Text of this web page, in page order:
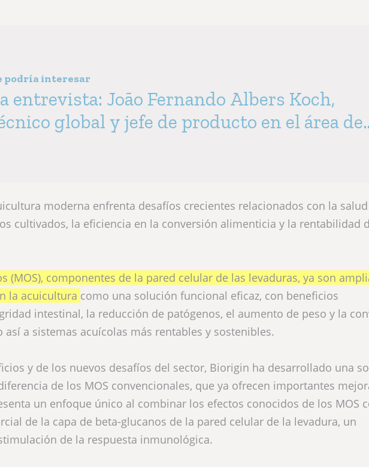
podría interesar
entrevista: João Fernando Albers Koch,
global y jefe de producto en el área de
moderna enfrenta desafíos crecientes relacionados con la salud
cultivados, la eficiencia en la conversión alimenticia y la rentabilidad
(MOS), componentes de la pared celular de las levaduras, ya son
la acuicultura como una solución funcional eficaz, con beneficios
intestinal, la reducción de patógenos, el aumento de peso y la
a sistemas acuícolas más rentables y sostenibles.
y de los nuevos desafíos del sector, Biorigin ha desarrollado una
de los MOS convencionales, que ya ofrecen importantes
un enfoque único al combinar los efectos conocidos de los MOS
de la capa de beta-glucanos de la pared celular de la levadura, un
de la respuesta inmunológica.